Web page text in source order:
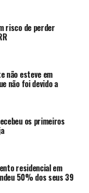
risco de perder
não esteve em
não foi devido a
os primeiros
residencial em
50% dos seus 39